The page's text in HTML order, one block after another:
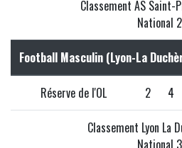
Classement AS Saint-
National 2
Football Masculin (Lyon-La
Réserve de l'OL 2 4
Classement Lyon La